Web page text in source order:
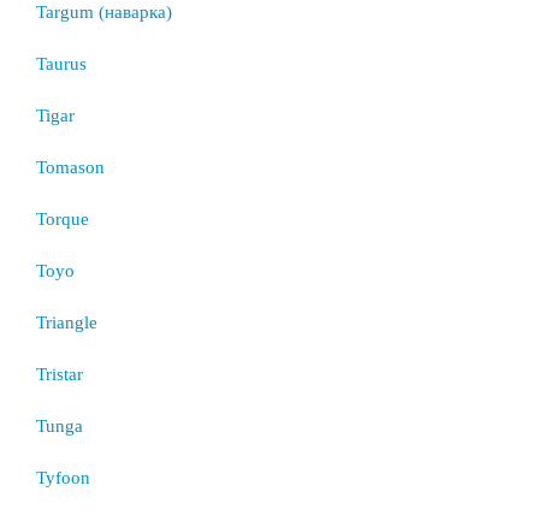
Targum (наварка)
Taurus
Tigar
Tomason
Torque
Toyo
Triangle
Tristar
Tunga
Tyfoon